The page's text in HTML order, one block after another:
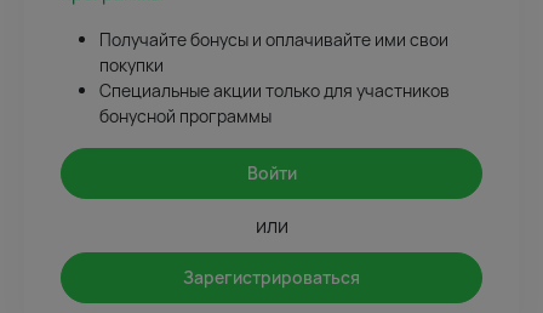
Получайте бонусы и оплачивайте ими свои
покупки
Специальные акции только для участников
бонусной программы
Войти
или
Зарегистрироваться